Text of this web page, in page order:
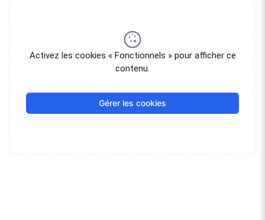
Activez les cookies « Fonctionnels » pour afficher ce
contenu.
Gérer les cookies